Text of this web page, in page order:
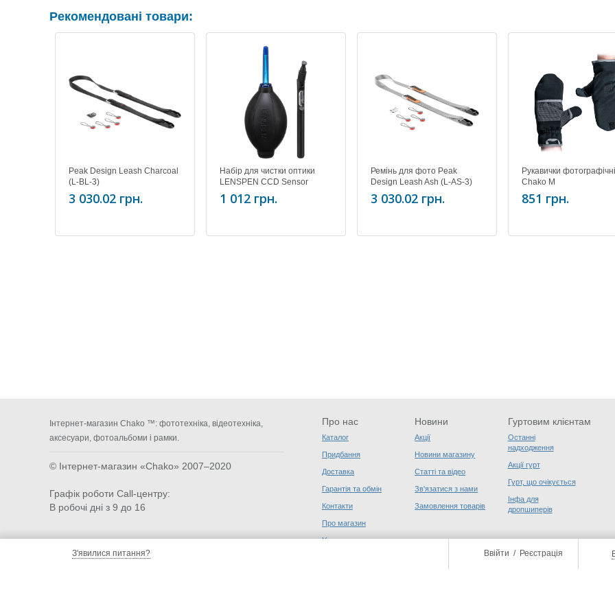
З'явилися питання? Ввійти / Реєстрація
Рекомендовані товари:
Peak Design Leash Charcoal
(L-BL-3)
3 030.02 грн.
Набір для чистки оптики
LENSPEN CCD Sensor
cleaning kit SK-2A
1 012 грн.
Ремінь для фото Peak
Design Leash Ash (L-AS-3)
3 030.02 грн.
Рукавички фотографічні
Chako M
851 грн.
Інтернет-магазин Chako ™: фототехніка, відеотехніка,
аксесуари, фотоальбоми і рамки.
© Інтернет-магазин «Chako» 2007–2020
Графік роботи Call-центру:
В робочі дні з 9 до 16
Про нас
Каталог
Придбання
Доставка
Гарантія та обмін
Контакти
Про магазин
Угода користувача
Новини
Акції
Новини магазину
Статті та відео
Зв'язатися з нами
Замовлення товарів
Гуртовим клієнтам
Останні
надходження
Акції гурт
Гурт, що очікується
Інфа для
дропшиперів